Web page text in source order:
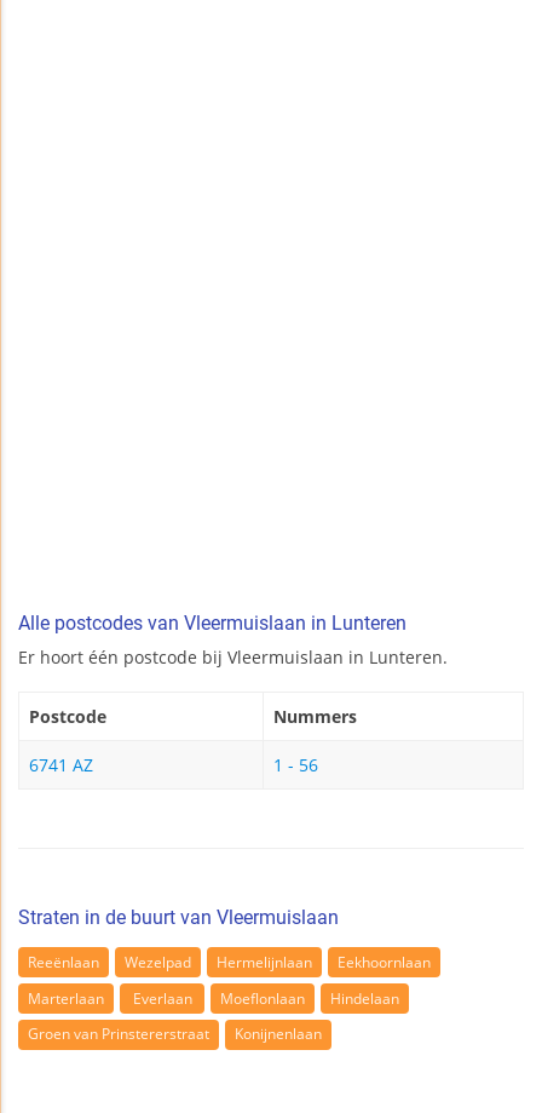
Alle postcodes van Vleermuislaan in Lunteren
Er hoort één postcode bij Vleermuislaan in Lunteren.
Postcode Nummers
6741 AZ 1 - 56
Straten in de buurt van Vleermuislaan
Reeënlaan Wezelpad Hermelijnlaan
Eekhoornlaan
Marterlaan
Everlaan Moeflonlaan
Hindelaan
Groen van Prinstererstraat
Konijnenlaan